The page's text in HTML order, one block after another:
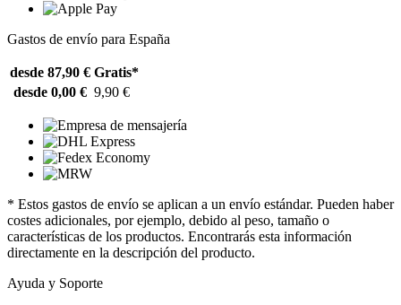
Gastos de envío para España
desde 87,90 € Gratis*
desde 0,00 € 9,90 €
* Estos gastos de envío se aplican a un envío estándar. Pueden haber
costes adicionales, por ejemplo, debido al peso, tamaño o
características de los productos. Encontrarás esta información
directamente en la descripción del producto.
Ayuda y Soporte